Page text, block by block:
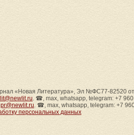
«Новая Литература», Эл №ФС77-82520
. ☎, max, whatsapp, telegram: +7
pr@newlit.ru. ☎, max, whatsapp, telegram: +7
персональных данных